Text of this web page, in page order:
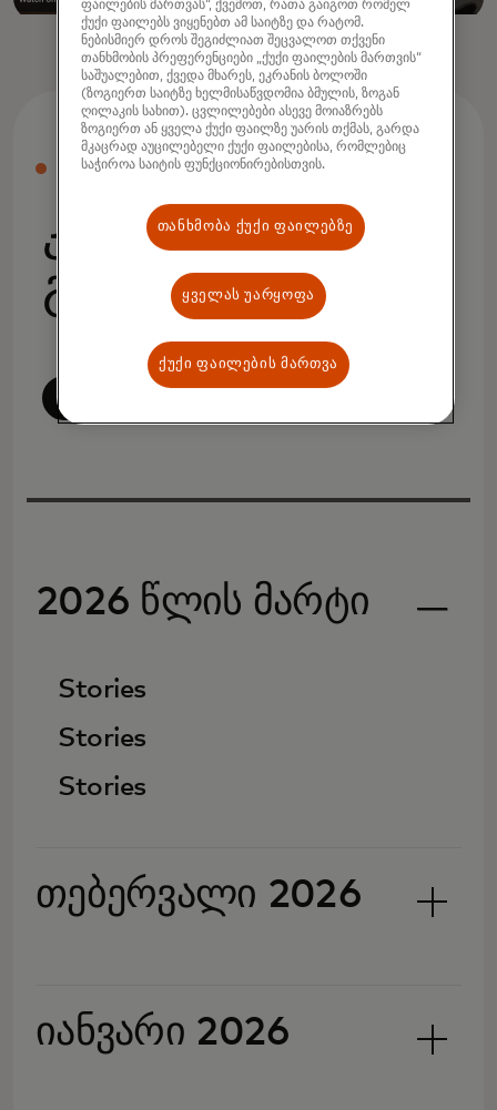
ᲞᲠᲔᲡᲐ
კომპანიის
განცხადებები
2026 წლის მარტი
Stories
Stories
Stories
თებერვალი 2026
იანვარი 2026
ფაილების მართვას“, ქვემოთ, რათა გაიგოთ რომელ
ქუქი ფაილებს ვიყენებთ ამ საიტზე და რატომ.
ნებისმიერ დროს შეგიძლიათ შეცვალოთ თქვენი
თანხმობის პრეფერენციები „ქუქი ფაილების მართვის“
საშუალებით, ქვედა მხარეს, ეკრანის ბოლოში
(ზოგიერთ საიტზე ხელმისაწვდომია ბმულის, ზოგან
ღილაკის სახით). ცვლილებები ასევე მოიაზრებს
ზოგიერთ ან ყველა ქუქი ფაილზე უარის თქმას, გარდა
მკაცრად აუცილებელი ქუქი ფაილებისა, რომლებიც
საჭიროა საიტის ფუნქციონირებისთვის.
თანხმობა ქუქი ფაილებზე
ყველას უარყოფა
ქუქი ფაილების მართვა